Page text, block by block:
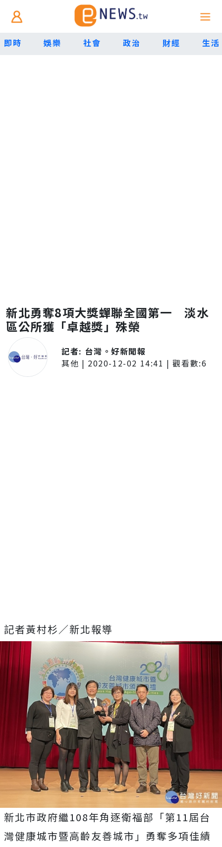
即時 娛樂 社會 政治 財經 生活
新北勇奪8項大獎蟬聯全國第一 淡水
區公所獲「卓越獎」殊榮
記者: 台灣。好新聞報
其他 | 2020-12-02 14:41 | 觀看數:6
記者黃村杉／新北報導
新北市政府繼108年角逐衛福部「第11屆台
灣健康城市暨高齡友善城市」勇奪多項佳績